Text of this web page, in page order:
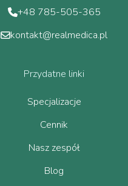
+48 785-505-365
kontakt@realmedica.pl
Przydatne linki
Specjalizacje
Cennik
Nasz zespół
Blog